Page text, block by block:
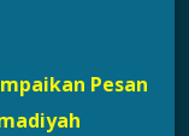
Pesan